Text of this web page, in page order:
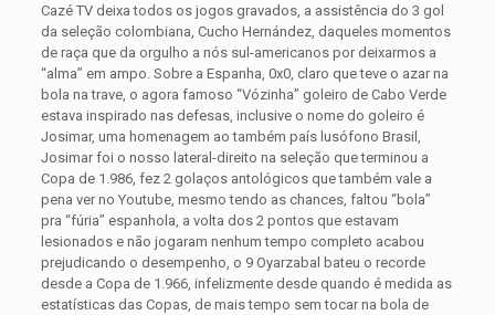
Cazé TV deixa todos os jogos gravados, a assistência do 3 gol
da seleção colombiana, Cucho Hernández, daqueles momentos
de raça que da orgulho a nós sul-americanos por deixarmos a
“alma” em ampo. Sobre a Espanha, 0x0, claro que teve o azar na
bola na trave, o agora famoso “Vózinha” goleiro de Cabo Verde
estava inspirado nas defesas, inclusive o nome do goleiro é
Josimar, uma homenagem ao também país lusófono Brasil,
Josimar foi o nosso lateral-direito na seleção que terminou a
Copa de 1.986, fez 2 golaços antológicos que também vale a
pena ver no Youtube, mesmo tendo as chances, faltou “bola”
pra “fúria” espanhola, a volta dos 2 pontos que estavam
lesionados e não jogaram nenhum tempo completo acabou
prejudicando o desempenho, o 9 Oyarzabal bateu o recorde
desde a Copa de 1.966, infelizmente desde quando é medida as
estatísticas das Copas, de mais tempo sem tocar na bola de